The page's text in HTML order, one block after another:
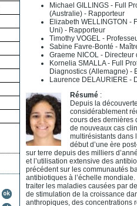
Michael GILLINGS - Full
(Australie) - Rapporteur
Elizabeth WELLINGTON -
Uni) - Rapporteur
Timothy VOGEL -
Sabine Favre-Bonté -
Graeme NICOL -
Kornelia SMALLA - Full
Diagnostics (Allemagne) -
Laurence DELAURIERE -
Résumé :
Depuis la
considérablement
cours des dernières
de nouveaux cas
multirésistants dans
début d’une ère
sur terre depuis des milliers
et l’utilisation extensive des
précédent sur les communautés
antibiotiques à l’échelle
traiter les maladies causées par
de stimulation de la croissance
anthropiques, des concentrations